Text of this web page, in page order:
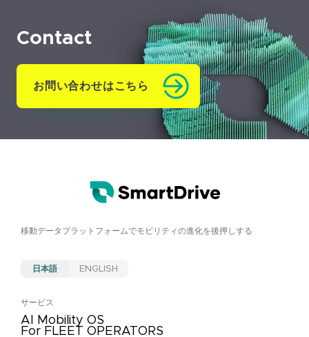
Contact
お問い合わせはこちら
移動データプラットフォームでモビリティの進化を後押しする
日本語 ENGLISH
サービス
AI Mobility OS
For FLEET OPERATORS